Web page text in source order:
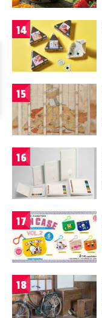
14
15
16
17
18